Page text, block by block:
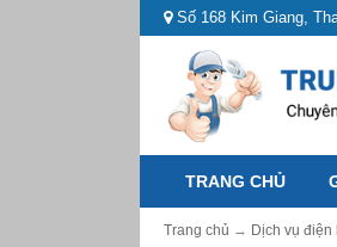
Số 168 Kim Giang,
TRANG CHỦ
Trang chủ → Dịch vụ điện